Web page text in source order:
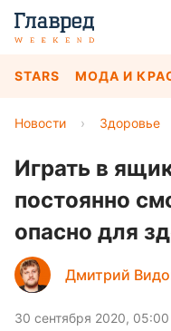
STARS МОДА И
Новости › Здоровье
Играть в
постоянно
опасно для
Дмитрий
30 сентября 2020, 05:00